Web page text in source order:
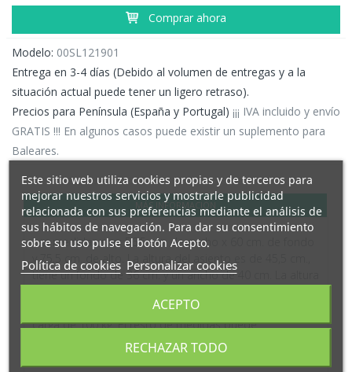
Comprar ahora
Modelo: 00SL121901
Entrega en 3-4 días (Debido al volumen de entregas y a la
situación actual puede tener un ligero retraso).
Precios para Península (España y Portugal) ¡¡¡ IVA incluido y envío
GRATIS !!! En algunos casos puede existir un suplemento para
Baleares.
MÁS INFORMACIÓN
Las medidas son: 56,5 cm. de ancho x 60 cm. de fondo
y 75,5 cm. de alto. La altura del asiento es de 45,5 cm.,
tiene un fondo de 36 cm. y un ancho de 40 cm. La altura
peso de cada silla es de 6 kg. y admite un peso de
carga de 100 kg. El resto de medidas puede
consultarlas en el gráfico que aparece debajo y también
Este sitio web utiliza cookies propias y de terceros para
mejorar nuestros servicios y mostrarle publicidad
relacionada con sus preferencias mediante el análisis de
sus hábitos de navegación. Para dar su consentimiento
sobre su uso pulse el botón Acepto.
Política de cookies Personalizar cookies
RECHAZAR TODO
ACEPTO